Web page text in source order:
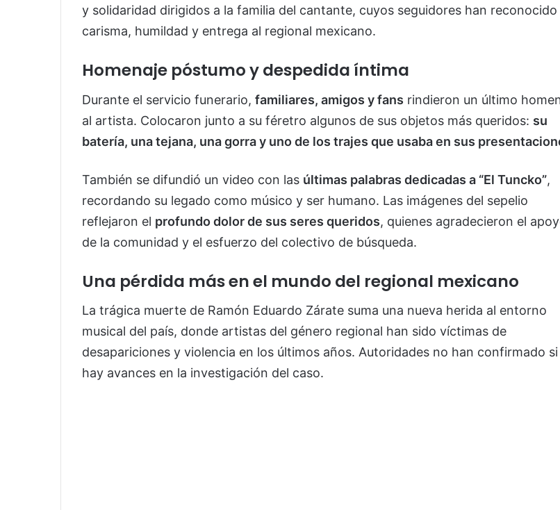
y solidaridad dirigidos a la familia del cantante, cuyos seguidores han reconocido
carisma, humildad y entrega al regional mexicano.
Homenaje póstumo y despedida íntima
Durante el servicio funerario, familiares, amigos y fans rindieron un último
al artista. Colocaron junto a su féretro algunos de sus objetos más queridos: su
batería, una tejana, una gorra y uno de los trajes que usaba en sus
También se difundió un video con las últimas palabras dedicadas a “El Tuncko”,
recordando su legado como músico y ser humano. Las imágenes del sepelio
reflejaron el profundo dolor de sus seres queridos, quienes agradecieron el
de la comunidad y el esfuerzo del colectivo de búsqueda.
Una pérdida más en el mundo del regional mexicano
La trágica muerte de Ramón Eduardo Zárate suma una nueva herida al entorno
musical del país, donde artistas del género regional han sido víctimas de
desapariciones y violencia en los últimos años. Autoridades no han confirmado si
hay avances en la investigación del caso.